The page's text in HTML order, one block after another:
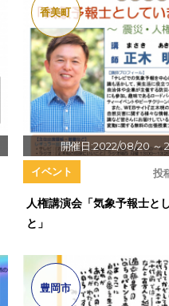
開催日:2022/08/20～
香美町
投
イベント
人権講演会「気象予報士と
と」
豊岡市